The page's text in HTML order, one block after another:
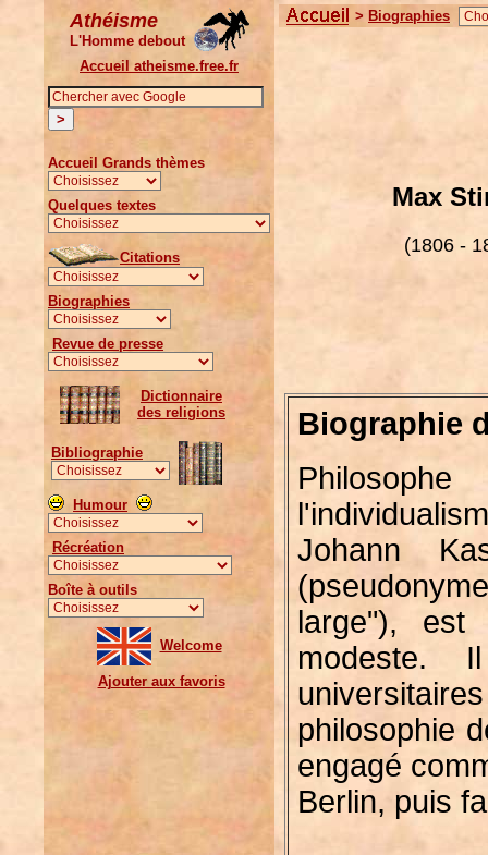
Athéisme
L'Homme debout
Accueil atheisme.free.fr
Accueil Grands thèmes
Quelques textes
Citations
Biographies
Revue de presse
Dictionnaire
des religions
Bibliographie
Humour
Récréation
Boîte à outils
Welcome
Ajouter aux favoris
> Biographies
Max
(1806 -
Biographie
Johann
large"),
modeste.
philosophie
engagé
Berlin, puis